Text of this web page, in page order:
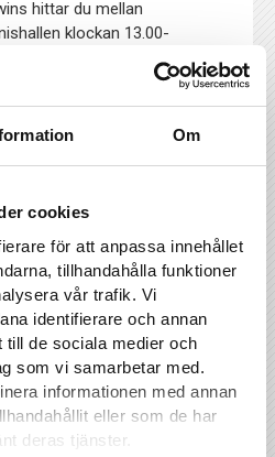
Om
cookies
för att anpassa innehållet
tillhandahålla funktioner
vår trafik. Vi
identifierare och annan
till de sociala medier och
som vi samarbetar med.
informationen med annan
eller som de har
deras tjänster.
hittar du mellan
klockan 13.00-
att vinna halva
Andrapriset är ett
du av våra
på Östgötaporten eller på
IF
15.00